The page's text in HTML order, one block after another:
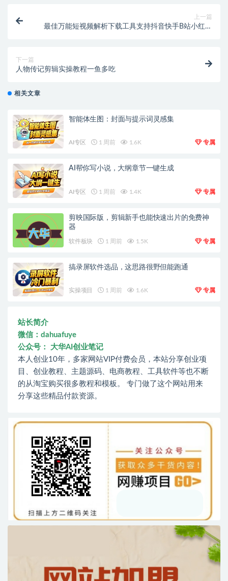
上一篇
最佳万能短视频解析下载工具支持抖音快手B站小红书
下一篇
人物传记剪辑实操教程一鱼多吃
相关文章
智能体生图：封面与提示词灵感集
AI专区 1 周前 1.6K 专属
AI帮你写小说，大纲章节一键生成
AI专区 1 周前 1.4K 专属
剪映国际版，剪辑新手也能快速出片的免费神
器
软件板块 1 周前 1.5K 专属
搞录屏软件选品，这思路很野但能跑通
实操项目 1 周前 1.6K 专属
站长简介
微信：dahuafuye
公众号： 大华AI创业笔记
本人创业10年，多家网站VIP付费会员，本站分享创业项
目、创业教程、主题源码、电商教程、工具软件等也不断
的从淘宝购买很多教程和模板。 专门做了这个网站用来
分享这些精品付款资源。